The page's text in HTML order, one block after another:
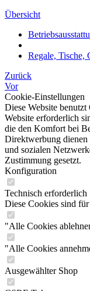
Übersicht
Regale, Tische,
Zurück
Vor
Cookie-Einstellungen
Diese Website
Website erforderlich
die den Komfort bei
Direktwerbung dienen
und sozialen
Zustimmung gesetzt.
Konfiguration
Technisch erforderlich
Diese Cookies sind
"Alle Cookies
"Alle Cookies
Ausgewählter Shop